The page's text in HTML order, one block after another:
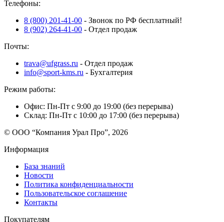
Телефоны:
8 (800) 201-41-00 - Звонок по РФ бесплатный!
8 (902) 264-41-00 - Отдел продаж
Почты:
trava@ufgrass.ru - Отдел продаж
info@sport-kms.ru - Бухгалтерия
Режим работы:
Офис: Пн-Пт с 9:00 до 19:00 (без перерыва)
Склад: Пн-Пт с 10:00 до 17:00 (без перерыва)
© ООО “Компания Урал Про”, 2026
Информация
База знаний
Новости
Политика конфиденциальности
Пользовательское соглашение
Контакты
Покупателям